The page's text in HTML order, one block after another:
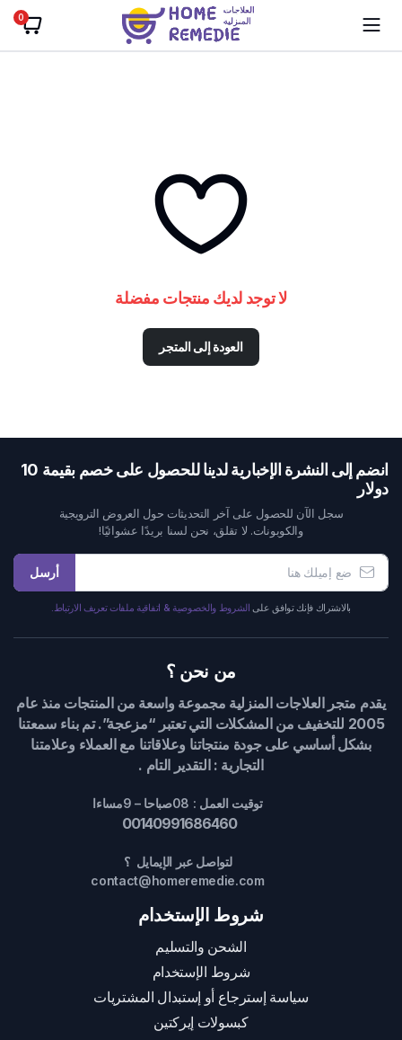
0
لا توجد لديك منتجات مفضلة
العودة إلى المتجر
انضم إلى النشرة الإخبارية لدينا للحصول على خصم بقيمة 10
دولار
سجل الآن للحصول على آخر التحديثات حول العروض الترويجية
والكوبونات. لا تقلق، نحن لسنا بريدًا عشوائيًا!
أرسل
بالاشتراك فإنك توافق على الشروط والخصوصية & اتفاقية ملفات تعريف الارتباط.
من نحن ؟
يقدم متجر العلاجات المنزلية مجموعة واسعة من المنتجات منذ عام
2005 للتخفيف من المشكلات التي تعتبر “مزعجة”. تم بناء سمعتنا
بشكل أساسي على جودة منتجاتنا وعلاقاتنا مع العملاء وعلامتنا
التجارية : التقدير التام .
توقيت العمل : 08صباحا – 9مساءا
00140991686460
لتواصل عبر الإيمايل ؟
contact@homeremedie.com
شروط الإستخدام
الشحن والتسليم
شروط الإستخدام
سياسة إسترجاع أو إستبدال المشتريات
كبسولات إيركتين